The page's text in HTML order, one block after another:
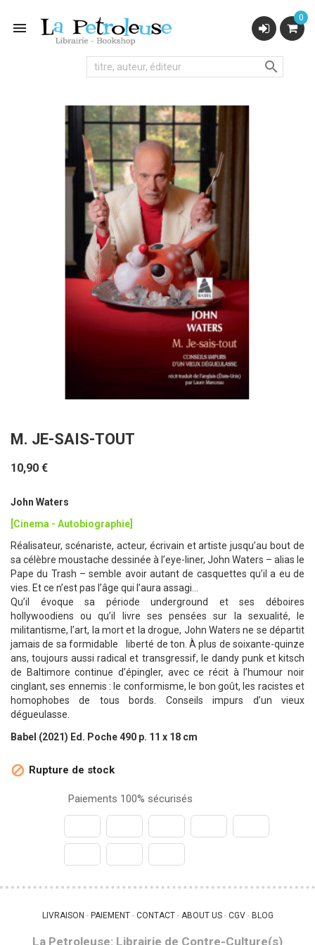

0

M. JE-SAIS-TOUT
10,90 €
John Waters
[Cinema - Autobiographie]
Réalisateur, scénariste, acteur, écrivain et artiste jusqu’au bout de
sa célèbre moustache dessinée à l’eye-liner, John Waters – alias le
Pape du Trash – semble avoir autant de casquettes qu’il a eu de
vies. Et ce n’est pas l’âge qui l’aura assagi…
Qu’il évoque sa période underground et ses déboires
hollywoodiens ou qu’il livre ses pensées sur la sexualité, le
militantisme, l’art, la mort et la drogue, John Waters ne se départit
jamais de sa formidable liberté de ton. À plus de soixante-quinze
ans, toujours aussi radical et transgressif, le dandy punk et kitsch
de Baltimore continue d’épingler, avec ce récit à l’humour noir
cinglant, ses ennemis : le conformisme, le bon goût, les racistes et
homophobes de tous bords. Conseils impurs d’un vieux
dégueulasse.
Babel (2021) Ed. Poche 490 p. 11 x 18 cm
 Rupture de stock
Paiements 100% sécurisés
LIVRAISON - PAIEMENT - CONTACT - ABOUT US - CGV - BLOG
La Petroleuse: Librairie de Contre-Culture(s)